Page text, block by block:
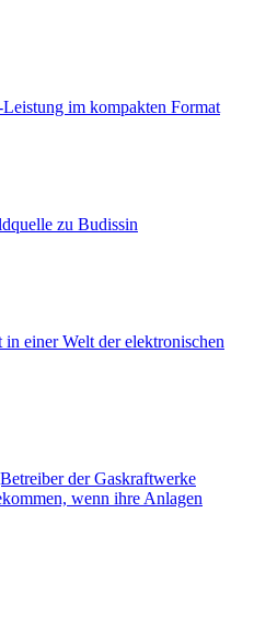
im kompakten Format
zu Budissin
einer Welt der elektronischen
der Gaskraftwerke
wenn ihre Anlagen